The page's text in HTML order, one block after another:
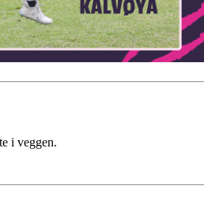
i veggen.